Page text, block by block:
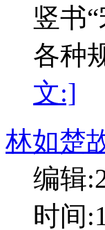
竖书
各种
文:]
林如楚
编辑
时间